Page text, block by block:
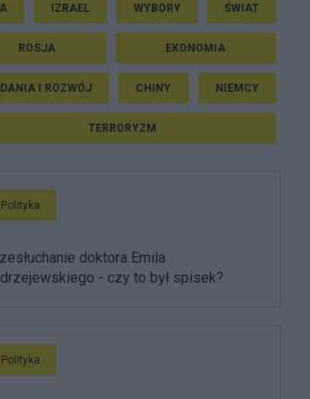
IZRAEL WYBORY ŚWIAT
ROSJA EKONOMIA
I ROZWÓJ CHINY NIEMCY
TERRORYZM
Polityka
doktora Emila
- czy to był spisek?
Polityka